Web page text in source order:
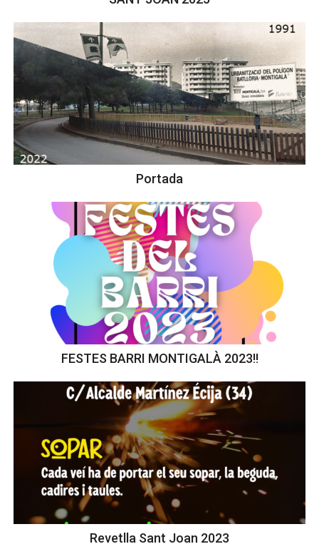
Portada
FESTES BARRI MONTIGALÀ 2023!!
Revetlla Sant Joan 2023